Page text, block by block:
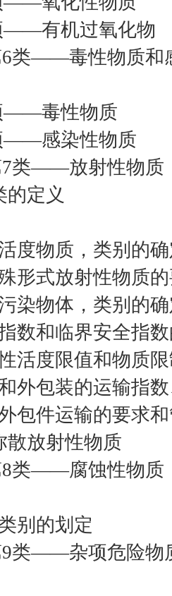
有机过氧化物
类——毒性物质和
——毒性物质
感染性物质
类——放射性物质
定义
度物质，类别的
形式放射性物质
染物体，类别的
数和临界安全指
活度限值和物质
外包装的运输指
包件运输的要求
放射性物质
类——腐蚀性物质
别的划定
类——杂项危险物